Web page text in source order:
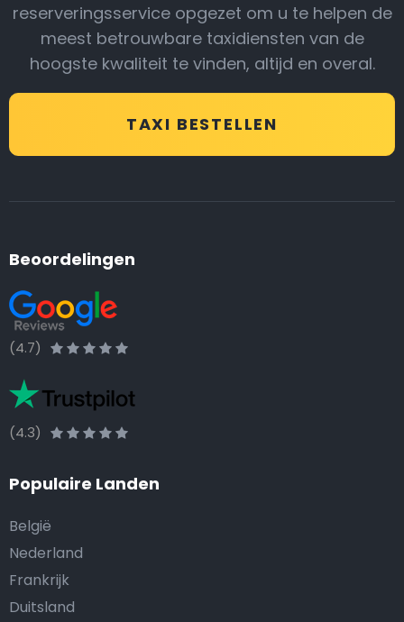
reserveringsservice opgezet om u te helpen de
meest betrouwbare taxidiensten van de
hoogste kwaliteit te vinden, altijd en overal.
TAXI BESTELLEN
Beoordelingen
(4.7)
(4.3)
Populaire Landen
België
Nederland
Frankrijk
Duitsland